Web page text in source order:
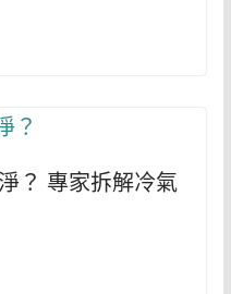
？ 專家拆解冷氣